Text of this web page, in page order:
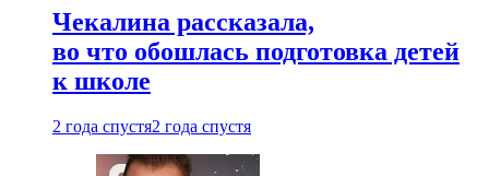
Чекалина рассказала,
во что обошлась подготовка детей
к школе
2 года спустя2 года спустя